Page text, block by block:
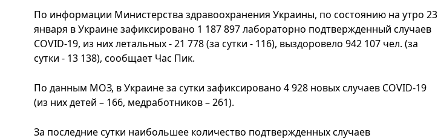
По информации Министерства здравоохранения Украины, по состоянию на утро 23
января в Украине зафиксировано 1 187 897 лабораторно подтвержденный случаев
COVID-19, из них летальных - 21 778 (за сутки - 116), выздоровело 942 107 чел. (за
сутки - 13 138), сообщает Час Пик.
По данным МОЗ, в Украине за сутки зафиксировано 4 928 новых случаев COVID-19
(из них детей – 166, медработников – 261).
За последние сутки наибольшее количество подтвержденных случаев